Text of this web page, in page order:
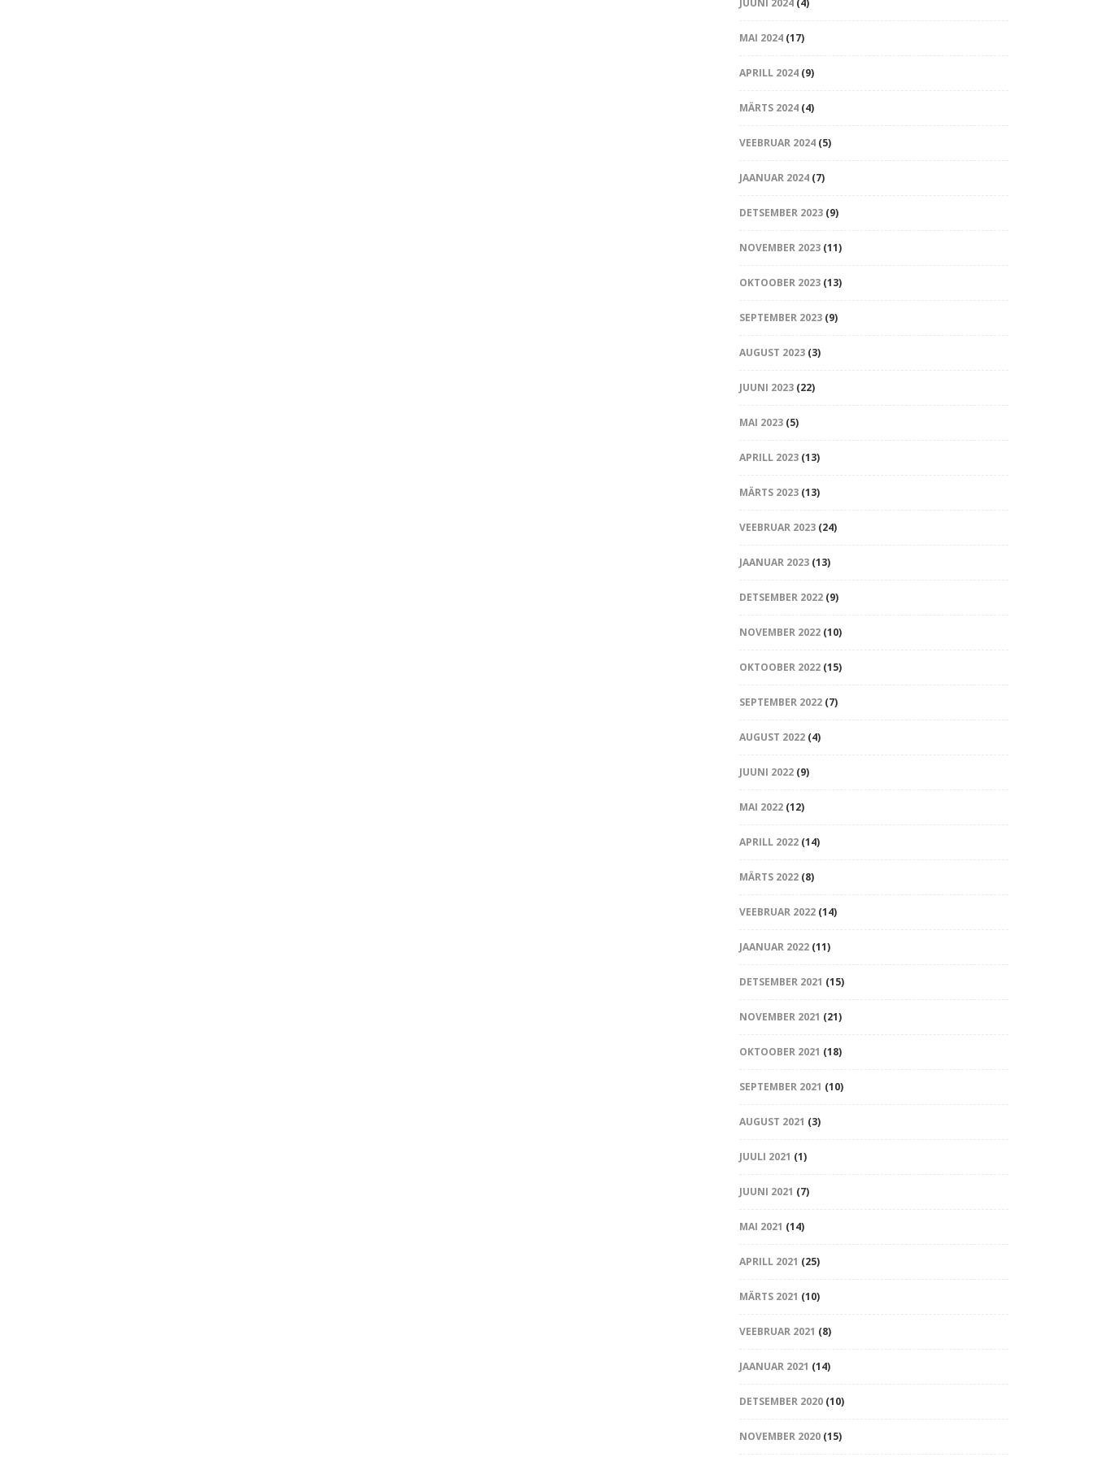
JUUNI 2024(4)
MAI 2024(17)
APRILL 2024(9)
MÄRTS 2024(4)
VEEBRUAR 2024(5)
JAANUAR 2024(7)
DETSEMBER 2023(9)
NOVEMBER 2023(11)
OKTOOBER 2023(13)
SEPTEMBER 2023(9)
AUGUST 2023(3)
JUUNI 2023(22)
MAI 2023(5)
APRILL 2023(13)
MÄRTS 2023(13)
VEEBRUAR 2023(24)
JAANUAR 2023(13)
DETSEMBER 2022(9)
NOVEMBER 2022(10)
OKTOOBER 2022(15)
SEPTEMBER 2022(7)
AUGUST 2022(4)
JUUNI 2022(9)
MAI 2022(12)
APRILL 2022(14)
MÄRTS 2022(8)
VEEBRUAR 2022(14)
JAANUAR 2022(11)
DETSEMBER 2021 (15)
NOVEMBER 2021 (21)
OKTOOBER 2021 (18)
SEPTEMBER 2021 (10)
AUGUST 2021 (3)
JUULI 2021 (1)
JUUNI 2021 (7)
MAI 2021 (14)
APRILL 2021 (25)
MÄRTS 2021 (10)
VEEBRUAR 2021 (8)
JAANUAR 2021 (14)
DETSEMBER 2020(10)
NOVEMBER 2020(15)